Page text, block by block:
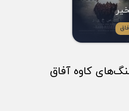
کاربری
کاوه آفاق